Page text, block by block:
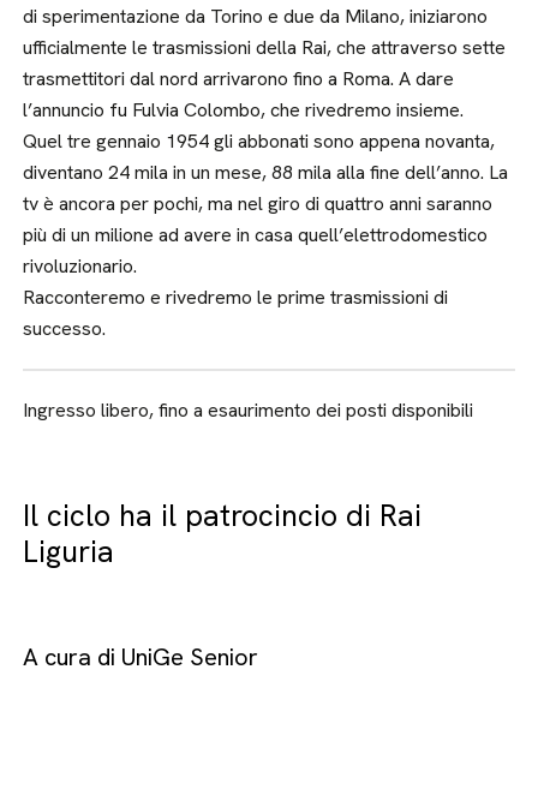
di sperimentazione da Torino e due da Milano, iniziarono
ufficialmente le trasmissioni della Rai, che attraverso sette
trasmettitori dal nord arrivarono fino a Roma. A dare
l’annuncio fu Fulvia Colombo, che rivedremo insieme.
Quel tre gennaio 1954 gli abbonati sono appena novanta,
diventano 24 mila in un mese, 88 mila alla fine dell’anno. La
tv è ancora per pochi, ma nel giro di quattro anni saranno
più di un milione ad avere in casa quell’elettrodomestico
rivoluzionario.
Racconteremo e rivedremo le prime trasmissioni di
successo.
Ingresso libero, fino a esaurimento dei posti disponibili
Il ciclo ha il patrocincio di Rai
Liguria
A cura di UniGe Senior